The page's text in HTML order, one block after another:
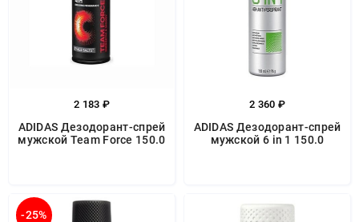
2 183 ₽
ADIDAS Дезодорант-спрей
мужской Team Force 150.0
2 360 ₽
ADIDAS Дезодорант-спрей
мужской 6 in 1 150.0
-25%